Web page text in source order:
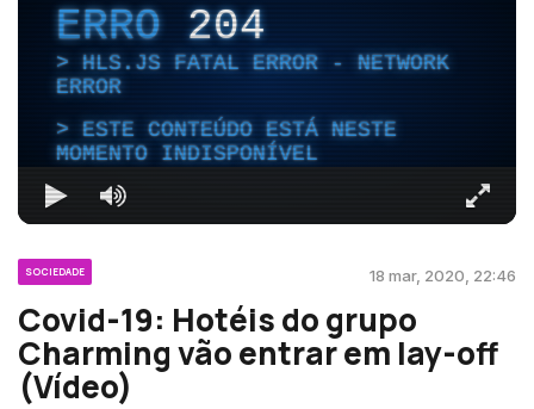
ERRO204
HLS.JS FATAL ERROR - NETWORK
ERROR
ESTE CONTEÚDO ESTÁ NESTE
MOMENTO INDISPONÍVEL
SOCIEDADE 18 mar, 2020, 22:46
Covid-19: Hotéis do grupo
Charming vão entrar em lay-off
(Vídeo)